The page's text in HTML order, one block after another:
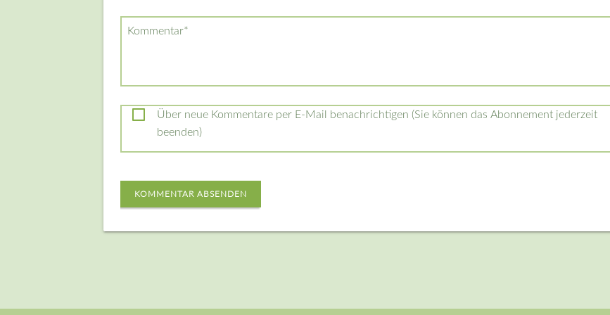
Pflichtfeld
Kommentar*
Über neue Kommentare per E-Mail benachrichtigen (Sie können das Abonnement jederzeit
beenden)
KOMMENTAR ABSENDEN